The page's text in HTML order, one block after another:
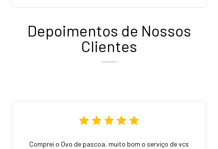
Depoimentos de Nossos
Clientes
Comprei o Ovo de pascoa, muito bom o serviço de vcs